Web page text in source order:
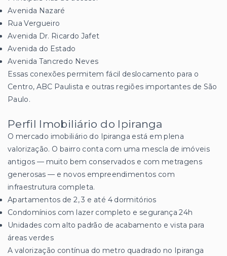
Avenida Nazaré
Rua Vergueiro
Avenida Dr. Ricardo Jafet
Avenida do Estado
Avenida Tancredo Neves
Essas conexões permitem fácil deslocamento para o
Centro, ABC Paulista e outras regiões importantes de São
Paulo.
Perfil Imobiliário do Ipiranga
O mercado imobiliário do Ipiranga está em plena
valorização. O bairro conta com uma mescla de imóveis
antigos — muito bem conservados e com metragens
generosas — e novos empreendimentos com
infraestrutura completa.
Apartamentos de 2, 3 e até 4 dormitórios
Condomínios com lazer completo e segurança 24h
Unidades com alto padrão de acabamento e vista para
áreas verdes
A valorização contínua do metro quadrado no Ipiranga